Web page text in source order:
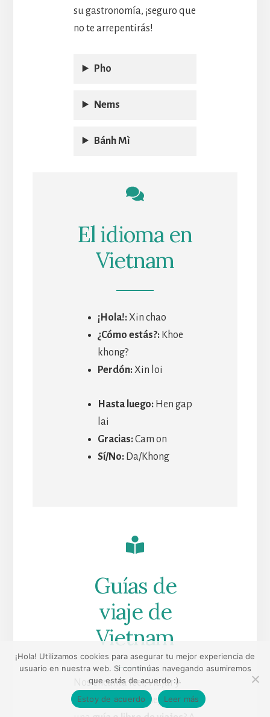
su gastronomía, ¡seguro que
no te arrepentirás!
Pho
Nems
Bánh Mì
El idioma en
Vietnam
¡Hola!:Xin chao
¿Cómo estás?:Khoe
khong?
Perdón:Xin loi
Hasta luego:Hen gap
lai
Gracias:Cam on
Sí/No:Da/Khong
Guías de
viaje de
Vietnam
Nos encanta leer, viajar y
descubrir… ¿Qué mejor que
¡Hola! Utilizamos cookies para asegurar tu mejor experiencia de
usuario en nuestra web. Si continúas navegando asumiremos
que estás de acuerdo :).
Estoy de acuerdo
Leer más